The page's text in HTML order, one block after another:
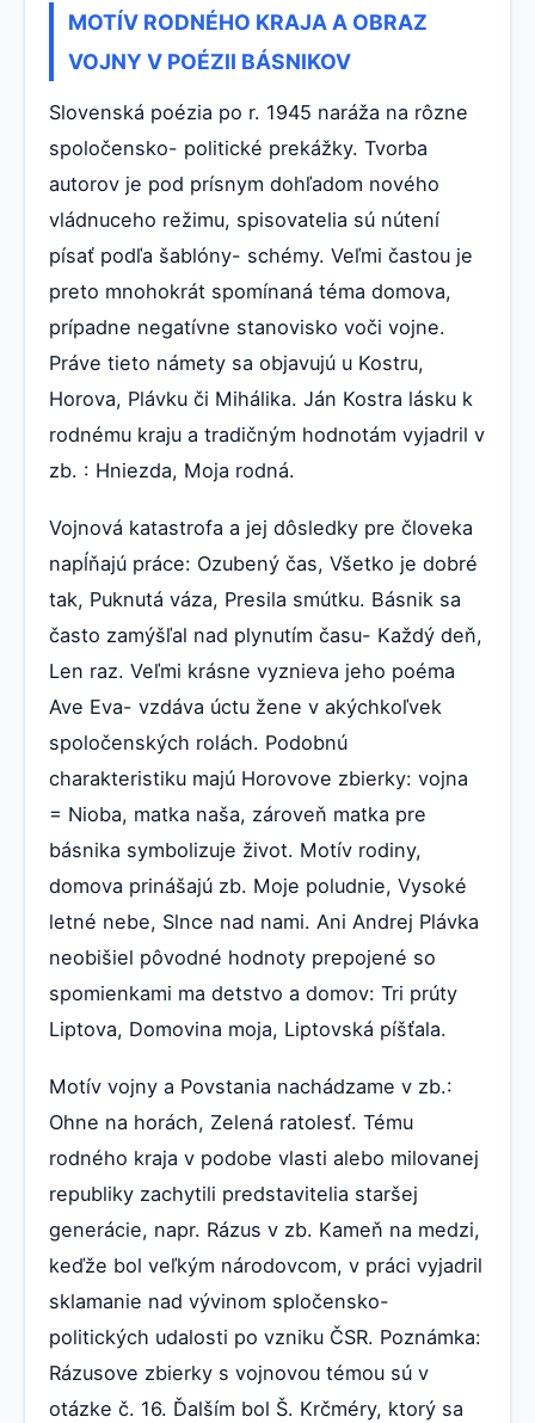
MOTÍV RODNÉHO KRAJA A OBRAZ
VOJNY V POÉZII BÁSNIKOV
Slovenská poézia po r. 1945 naráža na rôzne
spoločensko- politické prekážky. Tvorba
autorov je pod prísnym dohľadom nového
vládnuceho režimu, spisovatelia sú nútení
písať podľa šablóny- schémy. Veľmi častou je
preto mnohokrát spomínaná téma domova,
prípadne negatívne stanovisko voči vojne.
Práve tieto námety sa objavujú u Kostru,
Horova, Plávku či Mihálika. Ján Kostra lásku k
rodnému kraju a tradičným hodnotám vyjadril v
zb. : Hniezda, Moja rodná.
Vojnová katastrofa a jej dôsledky pre človeka
napĺňajú práce: Ozubený čas, Všetko je dobré
tak, Puknutá váza, Presila smútku. Básnik sa
často zamýšľal nad plynutím času- Každý deň,
Len raz. Veľmi krásne vyznieva jeho poéma
Ave Eva- vzdáva úctu žene v akýchkoľvek
spoločenských rolách. Podobnú
charakteristiku majú Horovove zbierky: vojna
= Nioba, matka naša, zároveň matka pre
básnika symbolizuje život. Motív rodiny,
domova prinášajú zb. Moje poludnie, Vysoké
letné nebe, Slnce nad nami. Ani Andrej Plávka
neobišiel pôvodné hodnoty prepojené so
spomienkami ma detstvo a domov: Tri prúty
Liptova, Domovina moja, Liptovská píšťala.
Motív vojny a Povstania nachádzame v zb.:
Ohne na horách, Zelená ratolesť. Tému
rodného kraja v podobe vlasti alebo milovanej
republiky zachytili predstavitelia staršej
generácie, napr. Rázus v zb. Kameň na medzi,
keďže bol veľkým národovcom, v práci vyjadril
sklamanie nad vývinom spločensko-
politických udalosti po vzniku ČSR. Poznámka:
Rázusove zbierky s vojnovou témou sú v
otázke č. 16. Ďalším bol Š. Krčméry, ktorý sa